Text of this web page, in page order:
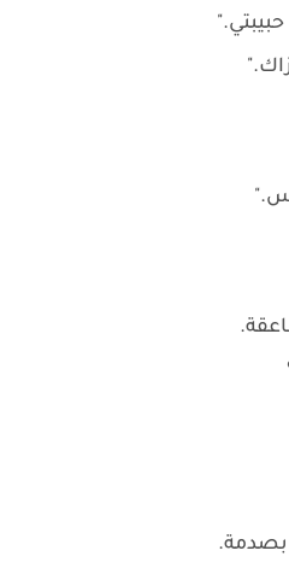
بصدمة.